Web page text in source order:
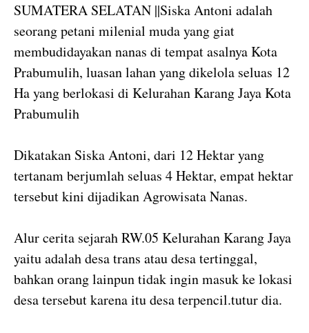
SUMATERA SELATAN ||Siska Antoni adalah
seorang petani milenial muda yang giat
membudidayakan nanas di tempat asalnya Kota
Prabumulih, luasan lahan yang dikelola seluas 12
Ha yang berlokasi di Kelurahan Karang Jaya Kota
Prabumulih
Dikatakan Siska Antoni, dari 12 Hektar yang
tertanam berjumlah seluas 4 Hektar, empat hektar
tersebut kini dijadikan Agrowisata Nanas.
Alur cerita sejarah RW.05 Kelurahan Karang Jaya
yaitu adalah desa trans atau desa tertinggal,
bahkan orang lainpun tidak ingin masuk ke lokasi
desa tersebut karena itu desa terpencil.tutur dia.